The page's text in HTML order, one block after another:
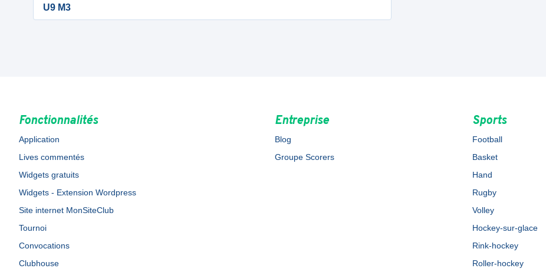
U9 M3
Fonctionnalités
Application
Lives commentés
Widgets gratuits
Widgets - Extension Wordpress
Site internet MonSiteClub
Tournoi
Convocations
Clubhouse
Entreprise
Blog
Groupe Scorers
Sports
Football
Basket
Hand
Rugby
Volley
Hockey-sur-glace
Rink-hockey
Roller-hockey